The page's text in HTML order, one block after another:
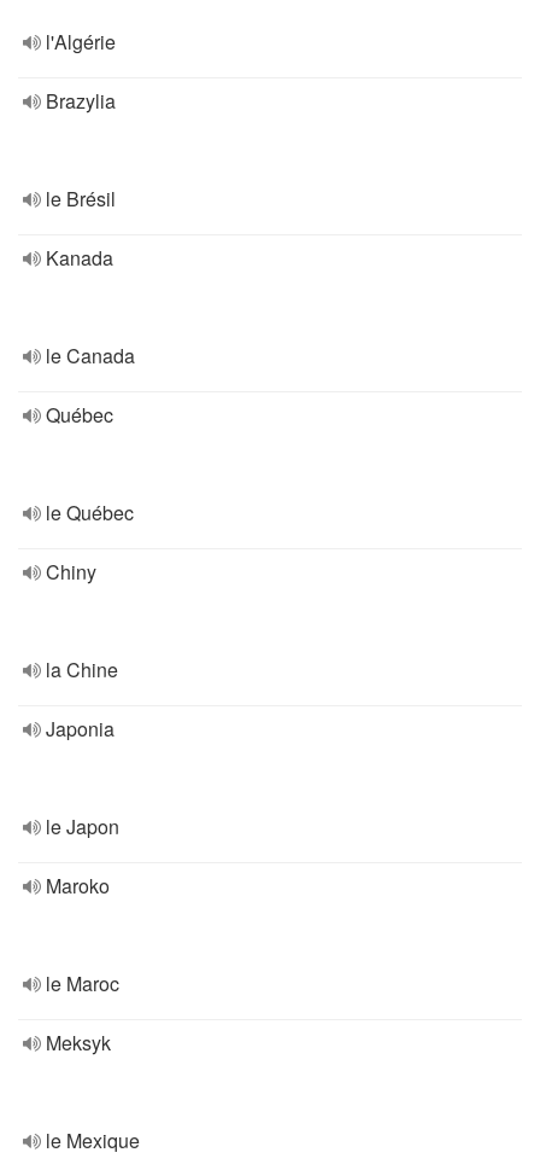
l'Algérie
Brazylia
le Brésil
Kanada
le Canada
Québec
le Québec
Chiny
la Chine
Japonia
le Japon
Maroko
le Maroc
Meksyk
le Mexique